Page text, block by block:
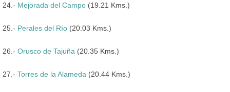
24.- Mejorada del Campo (19.21 Kms.)
25.- Perales del Río (20.03 Kms.)
26.- Orusco de Tajuña (20.35 Kms.)
27.- Torres de la Alameda (20.44 Kms.)